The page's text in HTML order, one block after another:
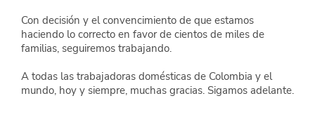
Con decisión y el convencimiento de que estamos
haciendo lo correcto en favor de cientos de miles de
familias, seguiremos trabajando.
A todas las trabajadoras domésticas de Colombia y el
mundo, hoy y siempre, muchas gracias. Sigamos adelante.